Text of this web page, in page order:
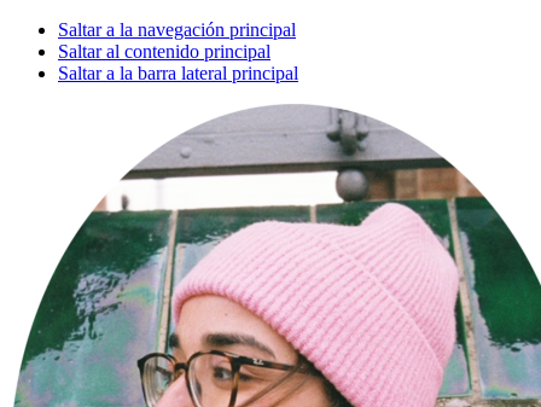
Saltar a la navegación principal
Saltar al contenido principal
Saltar a la barra lateral principal